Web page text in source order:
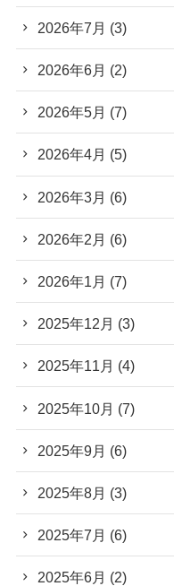
2026年7月 (3)
2026年6月 (2)
2026年5月 (7)
2026年4月 (5)
2026年3月 (6)
2026年2月 (6)
2026年1月 (7)
2025年12月 (3)
2025年11月 (4)
2025年10月 (7)
2025年9月 (6)
2025年8月 (3)
2025年7月 (6)
2025年6月 (2)